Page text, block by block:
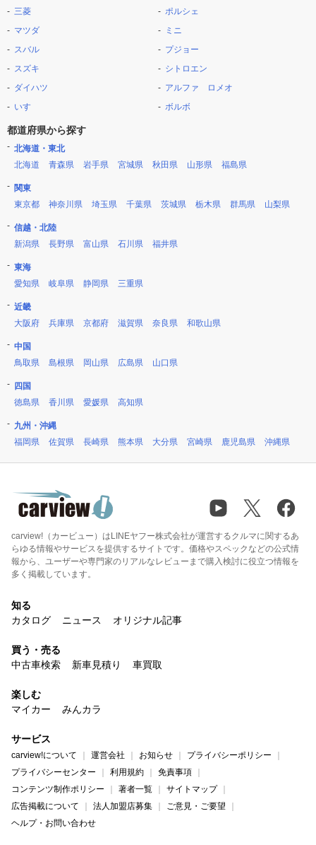
三菱
マツダ
スバル
スズキ
ダイハツ
いすゞ
ポルシェ
ミニ
プジョー
シトロエン
アルファ ロメオ
ボルボ
都道府県から探す
北海道・東北
北海道
青森県 岩手県 宮城県 秋田県 山形県 福島県
関東
東京都
神奈川県 埼玉県 千葉県 茨城県 栃木県 群馬県 山梨県
信越・北陸
新潟県
長野県 富山県 石川県 福井県
東海
愛知県
岐阜県 静岡県 三重県
近畿
大阪府
兵庫県 京都府 滋賀県 奈良県 和歌山県
中国
鳥取県
島根県 岡山県 広島県 山口県
四国
徳島県
香川県 愛媛県 高知県
九州・沖縄
福岡県
佐賀県 長崎県 熊本県 大分県 宮崎県 鹿児島県 沖縄県
carview!（カービュー）はLINEヤフー株式会社が運営するクルマに関するあ
らゆる情報やサービスを提供するサイトです。価格やスペックなどの公式情
報から、ユーザーや専門家のリアルなレビューまで購入検討に役立つ情報を
多く掲載しています。
知る
カタログ
ニュース オリジナル記事
買う・売る
中古車検索
新車見積り 車買取
楽しむ
マイカー
みんカラ
サービス
carview!について 運営会社 お知らせ
プライバシーポリシー
プライバシーセンター
利用規約
免責事項
コンテンツ制作ポリシー
著者一覧
サイトマップ
広告掲載について
法人加盟店募集
ご意見・ご要望
ヘルプ・お問い合わせ